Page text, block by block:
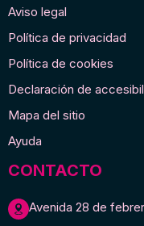
Aviso legal
Política de privacidad
Política de cookies
Declaración de
Mapa del sitio
Ayuda
CONTACTO
Avenida 28 de